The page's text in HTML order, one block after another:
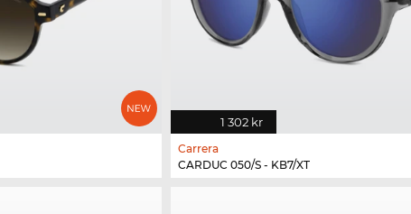
1 302 kr
Carrera
CARDUC 050/S - KB7/XT